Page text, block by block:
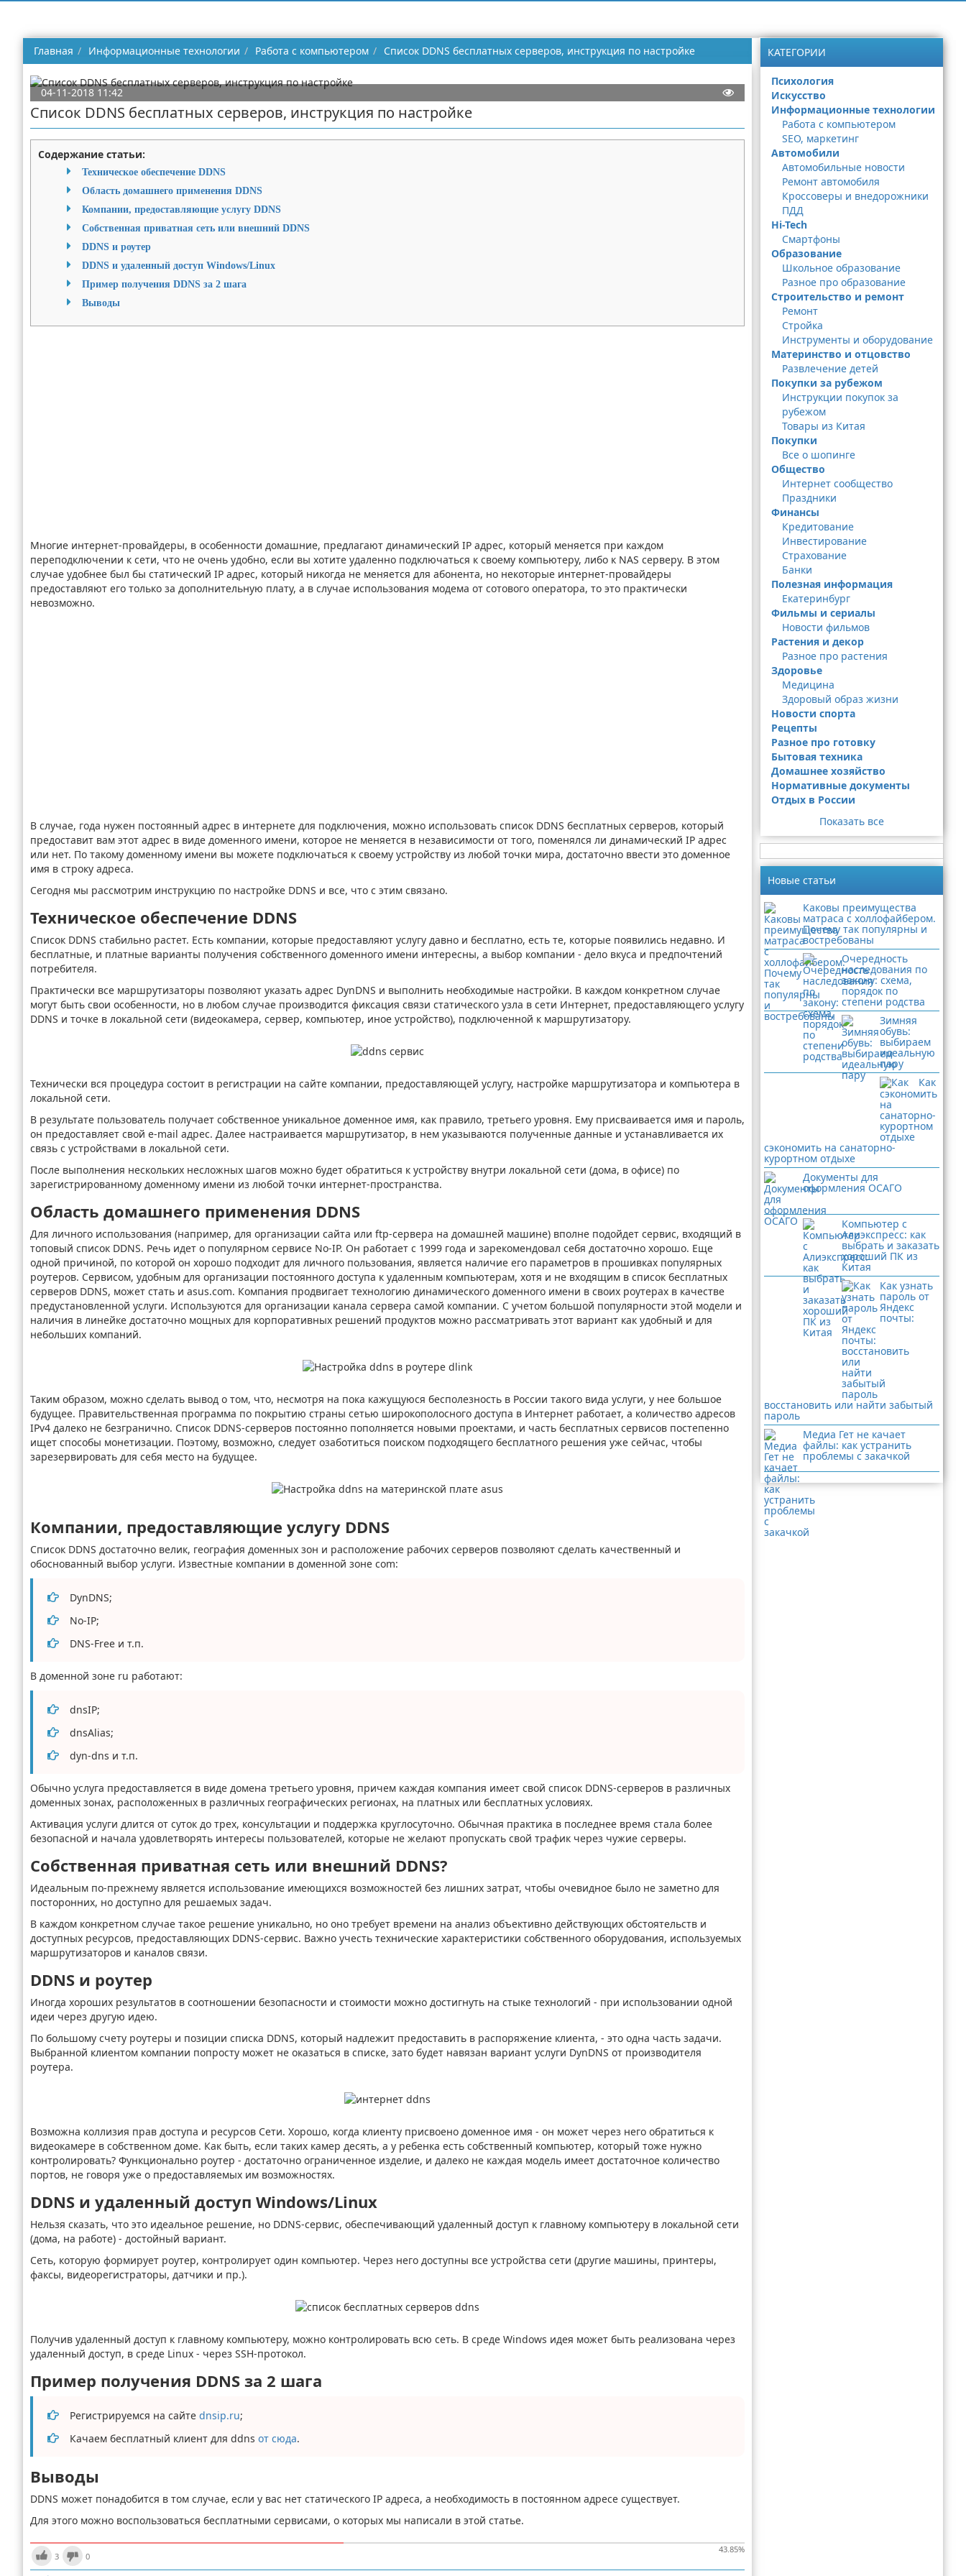
Главная Информационные технологии Работа с компьютером Список DDNS бесплатных серверов, инструкция по настройке
04-11-2018 11:42
Список DDNS бесплатных серверов, инструкция по настройке
Содержание статьи:
Техническое обеспечение DDNS
Область домашнего применения DDNS
Компании, предоставляющие услугу DDNS
Собственная приватная сеть или внешний DDNS
DDNS и роутер
DDNS и удаленный доступ Windows/Linux
Пример получения DDNS за 2 шага
Выводы
Многие интернет-провайдеры, в особенности домашние, предлагают динамический IP адрес, который меняется при каждом
переподключении к сети, что не очень удобно, если вы хотите удаленно подключаться к своему компьютеру, либо к NAS серверу. В этом
случае удобнее был бы статический IP адрес, который никогда не меняется для абонента, но некоторые интернет-провайдеры
предоставляют его только за дополнительную плату, а в случае использования модема от сотового оператора, то это практически
невозможно.
В случае, года нужен постоянный адрес в интернете для подключения, можно использовать список DDNS бесплатных серверов, который
предоставит вам этот адрес в виде доменного имени, которое не меняется в независимости от того, поменялся ли динамический IP адрес
или нет. По такому доменному имени вы можете подключаться к своему устройству из любой точки мира, достаточно ввести это доменное
имя в строку адреса.
Сегодня мы рассмотрим инструкцию по настройке DDNS и все, что с этим связано.
Техническое обеспечение DDNS
Список DDNS стабильно растет. Есть компании, которые предоставляют услугу давно и бесплатно, есть те, которые появились недавно. И
бесплатные, и платные варианты получения собственного доменного имени интересны, а выбор компании - дело вкуса и предпочтений
потребителя.
Практически все маршрутизаторы позволяют указать адрес DynDNS и выполнить необходимые настройки. В каждом конкретном случае
могут быть свои особенности, но в любом случае производится фиксация связи статического узла в сети Интернет, предоставляющего услугу
DDNS и точке в локальной сети (видеокамера, сервер, компьютер, иное устройство), подключенной к маршрутизатору.
Технически вся процедура состоит в регистрации на сайте компании, предоставляющей услугу, настройке маршрутизатора и компьютера в
локальной сети.
В результате пользователь получает собственное уникальное доменное имя, как правило, третьего уровня. Ему присваивается имя и пароль,
он предоставляет свой e-mail адрес. Далее настраивается маршрутизатор, в нем указываются полученные данные и устанавливается их
связь с устройствами в локальной сети.
После выполнения нескольких несложных шагов можно будет обратиться к устройству внутри локальной сети (дома, в офисе) по
зарегистрированному доменному имени из любой точки интернет-пространства.
Область домашнего применения DDNS
Для личного использования (например, для организации сайта или ftp-сервера на домашней машине) вполне подойдет сервис, входящий в
топовый список DDNS. Речь идет о популярном сервисе No-IP. Он работает с 1999 года и зарекомендовал себя достаточно хорошо. Еще
одной причиной, по которой он хорошо подходит для личного пользования, является наличие его параметров в прошивках популярных
роутеров. Сервисом, удобным для организации постоянного доступа к удаленным компьютерам, хотя и не входящим в список бесплатных
серверов DDNS, может стать и asus.com. Компания продвигает технологию динамического доменного имени в своих роутерах в качестве
предустановленной услуги. Используются для организации канала сервера самой компании. С учетом большой популярности этой модели и
наличия в линейке достаточно мощных для корпоративных решений продуктов можно рассматривать этот вариант как удобный и для
небольших компаний.
Таким образом, можно сделать вывод о том, что, несмотря на пока кажущуюся бесполезность в России такого вида услуги, у нее большое
будущее. Правительственная программа по покрытию страны сетью широкополосного доступа в Интернет работает, а количество адресов
IPv4 далеко не безгранично. Список DDNS-серверов постоянно пополняется новыми проектами, и часть бесплатных сервисов постепенно
ищет способы монетизации. Поэтому, возможно, следует озаботиться поиском подходящего бесплатного решения уже сейчас, чтобы
зарезервировать для себя место на будущее.
Компании, предоставляющие услугу DDNS
Список DDNS достаточно велик, география доменных зон и расположение рабочих серверов позволяют сделать качественный и
обоснованный выбор услуги. Известные компании в доменной зоне com:
DynDNS;
No-IP;
DNS-Free и т.п.
В доменной зоне ru работают:
dnsIP;
dnsAlias;
dyn-dns и т.п.
Обычно услуга предоставляется в виде домена третьего уровня, причем каждая компания имеет свой список DDNS-серверов в различных
доменных зонах, расположенных в различных географических регионах, на платных или бесплатных условиях.
Активация услуги длится от суток до трех, консультации и поддержка круглосуточно. Обычная практика в последнее время стала более
безопасной и начала удовлетворять интересы пользователей, которые не желают пропускать свой трафик через чужие серверы.
Собственная приватная сеть или внешний DDNS?
Идеальным по-прежнему является использование имеющихся возможностей без лишних затрат, чтобы очевидное было не заметно для
посторонних, но доступно для решаемых задач.
В каждом конкретном случае такое решение уникально, но оно требует времени на анализ объективно действующих обстоятельств и
доступных ресурсов, предоставляющих DDNS-сервис. Важно учесть технические характеристики собственного оборудования, используемых
маршрутизаторов и каналов связи.
DDNS и роутер
Иногда хороших результатов в соотношении безопасности и стоимости можно достигнуть на стыке технологий - при использовании одной
идеи через другую идею.
По большому счету роутеры и позиции списка DDNS, который надлежит предоставить в распоряжение клиента, - это одна часть задачи.
Выбранной клиентом компании попросту может не оказаться в списке, зато будет навязан вариант услуги DynDNS от производителя
роутера.
Возможна коллизия прав доступа и ресурсов Сети. Хорошо, когда клиенту присвоено доменное имя - он может через него обратиться к
видеокамере в собственном доме. Как быть, если таких камер десять, а у ребенка есть собственный компьютер, который тоже нужно
контролировать? Функционально роутер - достаточно ограниченное изделие, и далеко не каждая модель имеет достаточное количество
портов, не говоря уже о предоставляемых им возможностях.
DDNS и удаленный доступ Windows/Linux
Нельзя сказать, что это идеальное решение, но DDNS-сервис, обеспечивающий удаленный доступ к главному компьютеру в локальной сети
(дома, на работе) - достойный вариант.
Сеть, которую формирует роутер, контролирует один компьютер. Через него доступны все устройства сети (другие машины, принтеры,
факсы, видеорегистраторы, датчики и пр.).
Получив удаленный доступ к главному компьютеру, можно контролировать всю сеть. В среде Windows идея может быть реализована через
удаленный доступ, в среде Linux - через SSH-протокол.
Пример получения DDNS за 2 шага
Регистрируемся на сайте dnsip.ru;
Качаем бесплатный клиент для ddns от сюда.
Выводы
DDNS может понадобится в том случае, если у вас нет статического IP адреса, а необходимость в постоянном адресе существует.
Для этого можно воспользоваться бесплатными сервисами, о которых мы написали в этой статье.
43.85%
3 0
КАТЕГОРИИ
Психология
Искусство
Информационные технологии
Работа с компьютером
SEO, маркетинг
Автомобили
Автомобильные новости
Ремонт автомобиля
Кроссоверы и внедорожники
ПДД
Hi-Tech
Смартфоны
Образование
Школьное образование
Разное про образование
Строительство и ремонт
Ремонт
Стройка
Инструменты и оборудование
Материнство и отцовство
Развлечение детей
Покупки за рубежом
Инструкции покупок за
рубежом
Товары из Китая
Покупки
Все о шопинге
Общество
Интернет сообщество
Праздники
Финансы
Кредитование
Инвестирование
Страхование
Банки
Полезная информация
Екатеринбург
Фильмы и сериалы
Новости фильмов
Растения и декор
Разное про растения
Здоровье
Медицина
Здоровый образ жизни
Новости спорта
Рецепты
Разное про готовку
Бытовая техника
Домашнее хозяйство
Нормативные документы
Отдых в России
Показать все
Новые статьи
Каковы преимущества
матраса с холлофайбером.
Почему так популярны и
востребованы
Очередность
наследования по
закону: схема,
порядок по
степени родства
Зимняя
обувь:
выбираем
идеальную
пару
Как
сэкономить на санаторно-
курортном отдыхе
Документы для
оформления ОСАГО
Компьютер с
Алиэкспресс: как
выбрать и заказать
хороший ПК из
Китая
Как узнать
пароль от
Яндекс
почты:
восстановить или найти забытый
пароль
Медиа Гет не качает
файлы: как устранить
проблемы с закачкой